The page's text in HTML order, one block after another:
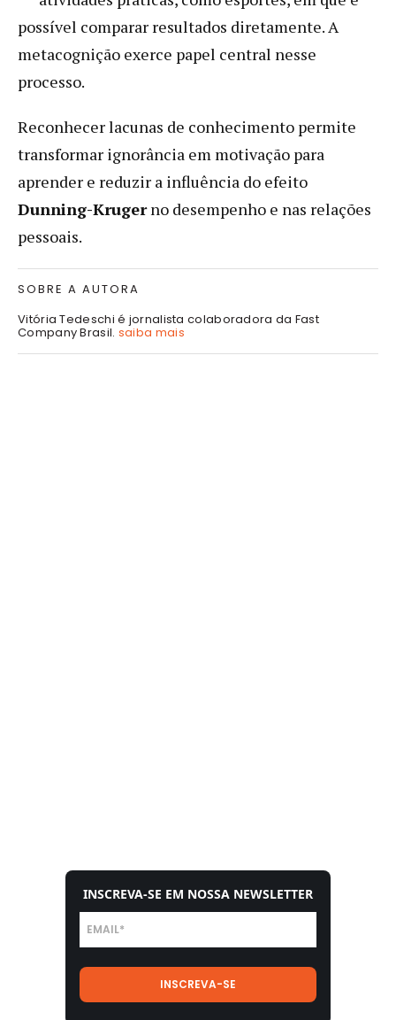
possível comparar resultados diretamente. A
metacognição exerce papel central nesse
processo.
Reconhecer lacunas de conhecimento permite
transformar ignorância em motivação para
aprender e reduzir a influência do efeito
Dunning-Krugerno desempenho e nas relações
pessoais.
SOBRE A AUTORA
Vitória Tedeschi é jornalista colaboradora da Fast
Company Brasil. saiba mais
INSCREVA-SE EM NOSSA NEWSLETTER